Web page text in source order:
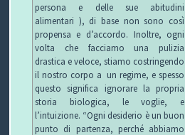
persona e delle sue abitudini
alimentari ), di base non sono così
propensa e d’accordo. Inoltre, ogni
volta che facciamo una pulizia
drastica e veloce, stiamo costringendo
il nostro corpo a un regime, e spesso
questo significa ignorare la propria
storia biologica, le voglie, e
l’intuizione. “Ogni desiderio è un buon
punto di partenza, perché abbiamo